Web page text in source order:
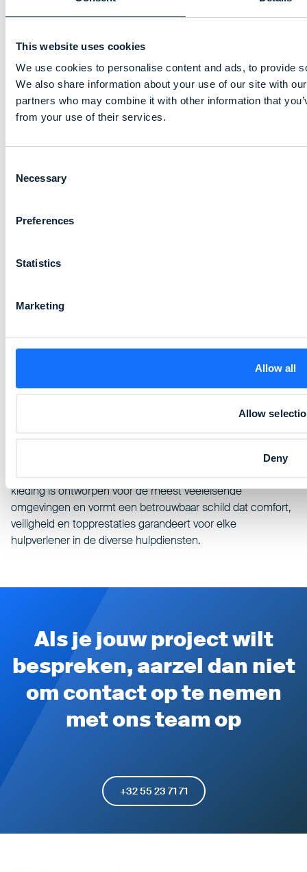
This website uses cookies
We use cookies to personalise content and ads, to provide
We also share information about your use of our site with
partners who may combine it with other information that
from your use of their services.
Selection
Necessary
Preferences
Statistics
Marketing
Allow all
Allow
Deny
Onze kleding, die alle hulpverleners voorbereidt op de
kleding is ontworpen voor de meest veeleisende
omgevingen en vormt een betrouwbaar schild dat comfort,
veiligheid en topprestaties garandeert voor elke
hulpverlener in de diverse hulpdiensten.
Als je jouw project wilt
bespreken, aarzel dan niet
om contact op te nemen
met ons team op
+32 55 23 71 71